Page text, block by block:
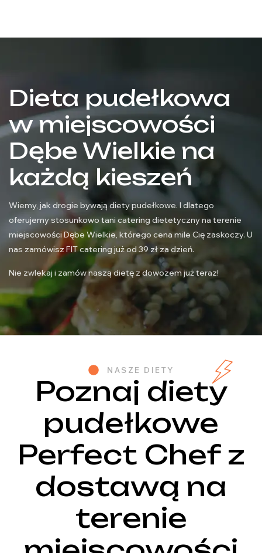
Dieta pudełkowa
w miejscowości
Dębe Wielkie na
każdą kieszeń
Wiemy, jak drogie bywają diety pudełkowe. I dlatego
oferujemy stosunkowo tani catering dietetyczny na terenie
miejscowości Dębe Wielkie, którego cena mile Cię zaskoczy. U
nas zamówisz FIT catering już od 39 zł za dzień.
Nie zwlekaj i zamów naszą dietę z dowozem już teraz!
NASZE DIETY
Poznaj diety
pudełkowe
Perfect Chef z
dostawą na
terenie